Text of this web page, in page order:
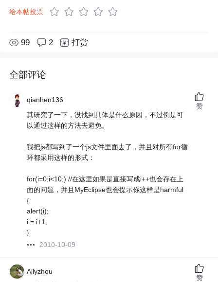
给本帖投票
99 2 打赏
全部评论
qianhen136
其研究了一下，没找到具体是什么原因，不过倒是可
以通过这样的方法去避免。
我把js都写到了一个js文件里面去了，并且对所有for循
环都采用这样的形式：
for(i=0;i<10;) //在这里如果是直接写成i++也会存在上
面的问题，并且MyEclipse也会提示你这样是harmful
{
alert(i);
i = i+1;
}
2010-10-09
赞
Allyzhou
赞